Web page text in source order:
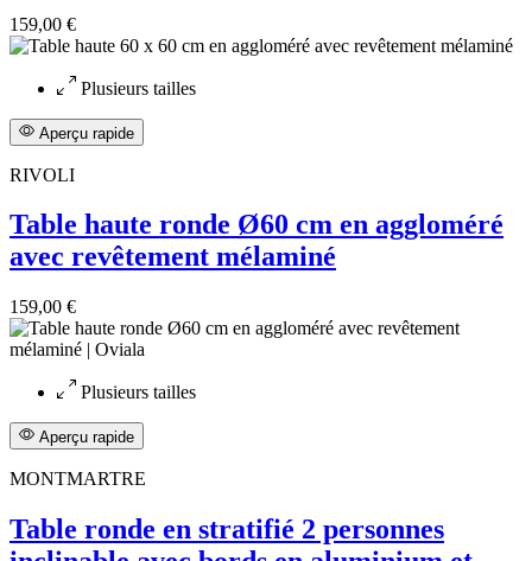
159,00 €
Plusieurs tailles
Aperçu rapide
RIVOLI
Table haute ronde Ø60 cm en aggloméré
avec revêtement mélaminé
159,00 €
Plusieurs tailles
Aperçu rapide
MONTMARTRE
Table ronde en stratifié 2 personnes